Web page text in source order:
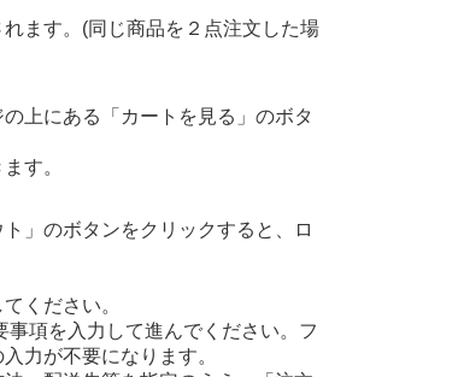
ます。(同じ商品を２点注文した場
上にある「カートを見る」のボタ
す。
」のボタンをクリックすると、ロ
ください。
項を入力して進んでください。フ
力が不要になります。